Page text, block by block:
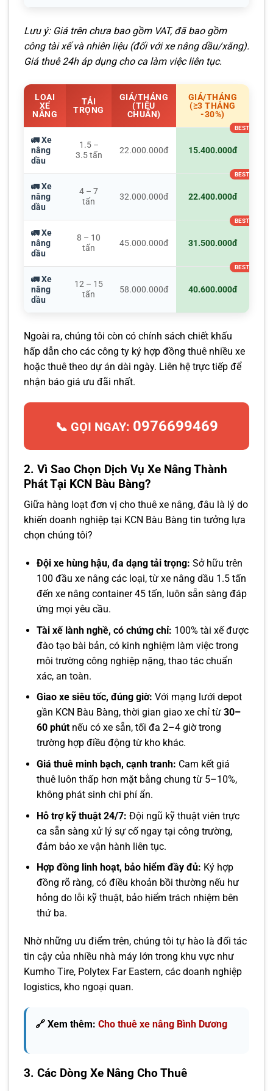
Lưu ý: Giá trên chưa bao gồm VAT, đã bao gồm
công tài xế và nhiên liệu (đối với xe nâng dầu/xăng).
Giá thuê 24h áp dụng cho ca làm việc liên tục.
LOẠI
XE
NÂNG
TẢI
TRỌNG
GIÁ/THÁNG
(TIÊU
CHUẨN)
GIÁ/THÁNG
(≥3 THÁNG
-30%)
🚛 Xe
nâng
dầu
1.5 –
3.5 tấn
22.000.000đ 15.400.000đ
🚛 Xe
nâng
dầu
4 – 7
tấn
32.000.000đ 22.400.000đ
🚛 Xe
nâng
dầu
8 – 10
tấn
45.000.000đ 31.500.000đ
🚛 Xe
nâng
dầu
12 – 15
tấn
58.000.000đ 40.600.000đ
Ngoài ra, chúng tôi còn có chính sách chiết khấu
hấp dẫn cho các công ty ký hợp đồng thuê nhiều xe
hoặc thuê theo dự án dài ngày. Liên hệ trực tiếp để
nhận báo giá ưu đãi nhất.
📞 GỌI NGAY: 0976699469
2. Vì Sao Chọn Dịch Vụ Xe Nâng Thành
Phát Tại KCN Bàu Bàng?
Giữa hàng loạt đơn vị cho thuê xe nâng, đâu là lý do
khiến doanh nghiệp tại KCN Bàu Bàng tin tưởng lựa
chọn chúng tôi?
Đội xe hùng hậu, đa dạng tải trọng: Sở hữu trên
100 đầu xe nâng các loại, từ xe nâng dầu 1.5 tấn
đến xe nâng container 45 tấn, luôn sẵn sàng đáp
ứng mọi yêu cầu.
Tài xế lành nghề, có chứng chỉ: 100% tài xế được
đào tạo bài bản, có kinh nghiệm làm việc trong
môi trường công nghiệp nặng, thao tác chuẩn
xác, an toàn.
Giao xe siêu tốc, đúng giờ: Với mạng lưới depot
gần KCN Bàu Bàng, thời gian giao xe chỉ từ 30–
60 phútnếu có xe sẵn, tối đa 2–4 giờ trong
trường hợp điều động từ kho khác.
Giá thuê minh bạch, cạnh tranh: Cam kết giá
thuê luôn thấp hơn mặt bằng chung từ 5–10%,
không phát sinh chi phí ẩn.
Hỗ trợ kỹ thuật 24/7: Đội ngũ kỹ thuật viên trực
ca sẵn sàng xử lý sự cố ngay tại công trường,
đảm bảo xe vận hành liên tục.
Hợp đồng linh hoạt, bảo hiểm đầy đủ: Ký hợp
đồng rõ ràng, có điều khoản bồi thường nếu hư
hỏng do lỗi kỹ thuật, bảo hiểm trách nhiệm bên
thứ ba.
Nhờ những ưu điểm trên, chúng tôi tự hào là đối tác
tin cậy của nhiều nhà máy lớn trong khu vực như
Kumho Tire, Polytex Far Eastern, các doanh nghiệp
logistics, kho ngoại quan.
🔗 Xem thêm: Cho thuê xe nâng Bình Dương
3. Các Dòng Xe Nâng Cho Thuê